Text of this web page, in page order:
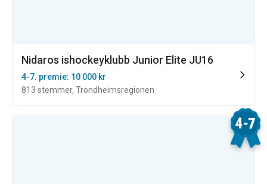
Nidaros ishockeyklubb Junior Elite JU16
4-7. premie: 10 000 kr
813 stemmer, Trondheimsregionen